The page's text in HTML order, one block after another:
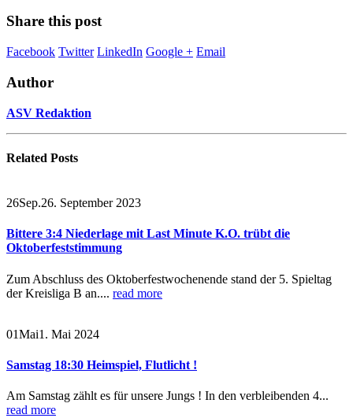
Share this post
Facebook Twitter LinkedIn Google + Email
Author
ASV Redaktion
Related Posts
26Sep.26. September 2023
Bittere 3:4 Niederlage mit Last Minute K.O. trübt die
Oktoberfeststimmung
Zum Abschluss des Oktoberfestwochenende stand der 5. Spieltag
der Kreisliga B an.... read more
01Mai1. Mai 2024
Samstag 18:30 Heimspiel, Flutlicht !
Am Samstag zählt es für unsere Jungs ! In den verbleibenden 4...
read more